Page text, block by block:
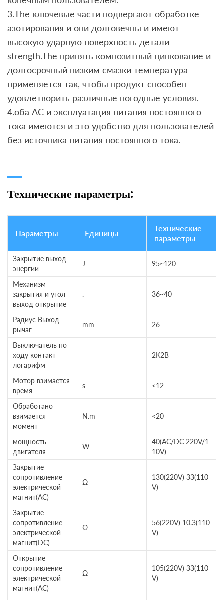
3.The ключевые части подвергают обработке
азотирования и они долговечны и имеют
высокую ударную поверхность детали
strength.The принять композитный цинкование и
долгосрочный низким смазки температура
применяется так, чтобы продукт способен
удовлетворить различные погодные условия.
4.оба AC и эксплуатация питания постоянного
тока имеются и это удобство для пользователей
без источника питания постоянного тока.
Технические параметры:
Параметры Единицы
Технические
параметры
Закрытие выход
энергии
J 95~120
Механизм
закрытия и угол
выход открытие
. 36~40
Радиус Выход
рычаг
mm 26
Выключатель по
ходу контакт
логарифм
2K2B
Мотор взимается
время
s <12
Обработано
взимается
момент
N.m <20
мощность
двигателя
W
40(AC/DC 220V/1
10V)
Закрытие
сопротивление
электрической
магнит(AC)
Ω
130(220V) 33(110
V)
Закрытие
сопротивление
электрической
магнит(DC)
Ω
56(220V) 10.3(110
V)
Открытие
сопротивление
электрической
магнит(AC)
Ω
105(220V) 33(110
V)